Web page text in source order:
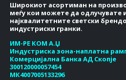
Широкиот асортиман на
меѓу кои можете да одлучувате
најквалитетните светски
индустриски гранки.
ИМ-РЕ КОМ А.Џ
Индустриска зона-наплатна
Комерцијална Банка АД Скопје
300120000057454
МК4007005133296